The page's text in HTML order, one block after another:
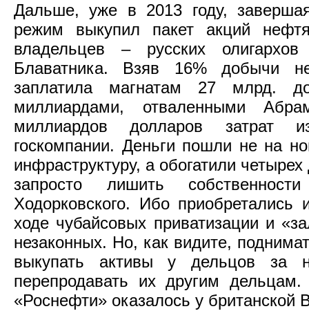
Дальше, уже в 2013 году,
режим выкупил пакет акций
владельцев – русских
Блаватника. Взяв 16% добычи
заплатила магнатам 27 млрд.
миллиардами, отваленными
миллиардов долларов затрат
госкомпании. Деньги пошли не на
инфраструктуру, а обогатили
запросто лишить
Ходорковского. Ибо
ходе чубайсовых приватизации и
незаконных. Но, как видите,
выкупать активы у дельцов
перепродавать их другим
«Роснефти» оказалось у британской